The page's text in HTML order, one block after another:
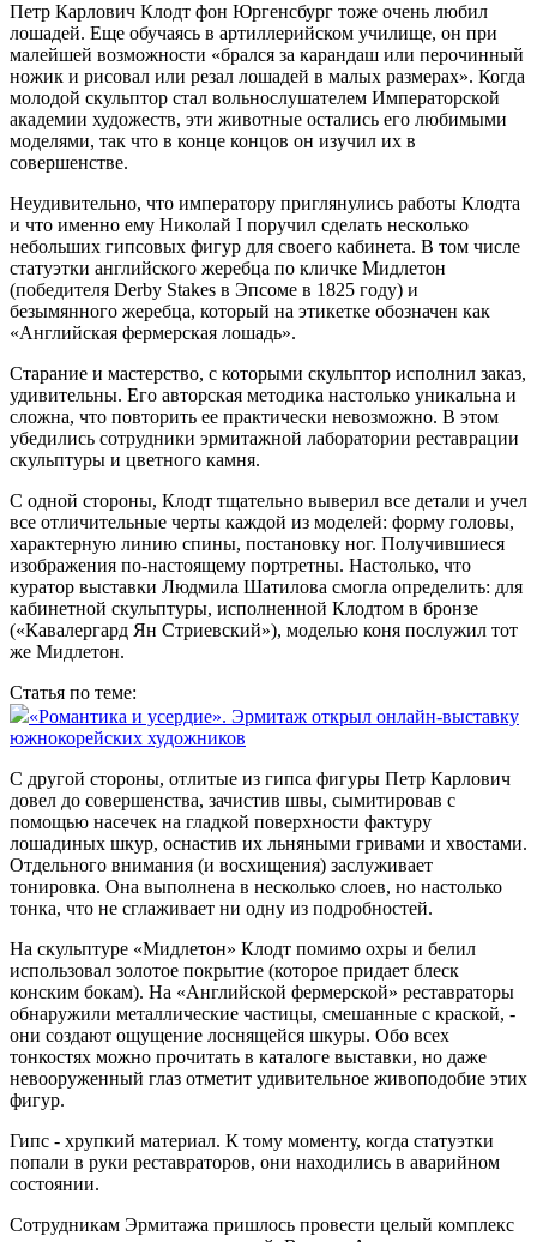
Петр Карлович Клодт фон Юргенсбург тоже очень любил
лошадей. Еще обучаясь в артиллерийском училище, он при
малейшей возможности «брался за карандаш или перочинный
ножик и рисовал или резал лошадей в малых размерах». Когда
молодой скульптор стал вольнослушателем Императорской
академии художеств, эти животные остались его любимыми
моделями, так что в конце концов он изучил их в
совершенстве.
Неудивительно, что императору приглянулись работы Клодта
и что именно ему Николай I поручил сделать несколько
небольших гипсовых фигур для своего кабинета. В том числе
статуэтки английского жеребца по кличке Мидлетон
(победителя Derby Stakes в Эпсоме в 1825 году) и
безымянного жеребца, который на этикетке обозначен как
«Английская фермерская лошадь».
Старание и мастерство, с которыми скульптор исполнил заказ,
удивительны. Его авторская методика настолько уникальна и
сложна, что повторить ее практически невозможно. В этом
убедились сотрудники эрмитажной лаборатории реставрации
скульптуры и цветного камня.
С одной стороны, Клодт тщательно выверил все детали и учел
все отличительные черты каждой из моделей: форму головы,
характерную линию спины, постановку ног. Получившиеся
изображения по-настоящему портретны. Настолько, что
куратор выставки Людмила Шатилова смогла определить: для
кабинетной скульптуры, исполненной Клодтом в бронзе
(«Кавалергард Ян Стриевский»), моделью коня послужил тот
же Мидлетон.
Статья по теме:
«Романтика и усердие». Эрмитаж открыл онлайн-выставку
южнокорейских художников
С другой стороны, отлитые из гипса фигуры Петр Карлович
довел до совершенства, зачистив швы, сымитировав с
помощью насечек на гладкой поверхности фактуру
лошадиных шкур, оснастив их льняными гривами и хвостами.
Отдельного внимания (и восхищения) заслуживает
тонировка. Она выполнена в несколько слоев, но настолько
тонка, что не сглаживает ни одну из подробностей.
На скульптуре «Мидлетон» Клодт помимо охры и белил
использовал золотое покрытие (которое придает блеск
конским бокам). На «Английской фермерской» реставраторы
обнаружили металлические частицы, смешанные с краской, -
они создают ощущение лоснящейся шкуры. Обо всех
тонкостях можно прочитать в каталоге выставки, но даже
невооруженный глаз отметит удивительное живоподобие этих
фигур.
Гипс - хрупкий материал. К тому моменту, когда статуэтки
попали в руки реставраторов, они находились в аварийном
состоянии.
Сотрудникам Эрмитажа пришлось провести целый комплекс